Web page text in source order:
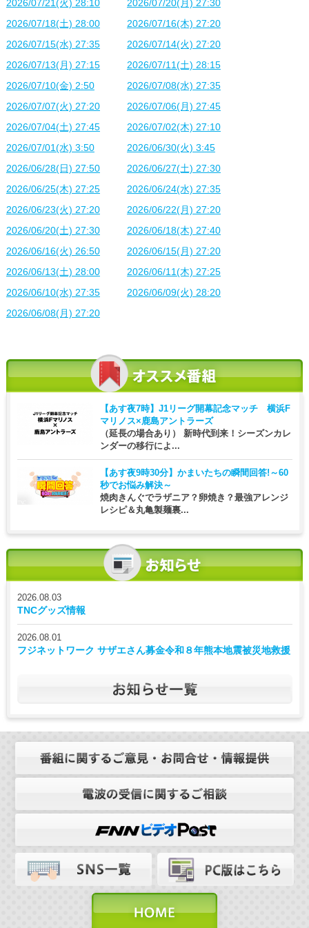
2026/07/21(火) 28:10
2026/07/20(月) 27:30
2026/07/18(土) 28:00
2026/07/16(木) 27:20
2026/07/15(水) 27:35
2026/07/14(火) 27:20
2026/07/13(月) 27:15
2026/07/11(土) 28:15
2026/07/10(金) 2:50
2026/07/08(水) 27:35
2026/07/07(火) 27:20
2026/07/06(月) 27:45
2026/07/04(土) 27:45
2026/07/02(木) 27:10
2026/07/01(水) 3:50
2026/06/30(火) 3:45
2026/06/28(日) 27:50
2026/06/27(土) 27:30
2026/06/25(木) 27:25
2026/06/24(水) 27:35
2026/06/23(火) 27:20
2026/06/22(月) 27:20
2026/06/20(土) 27:30
2026/06/18(木) 27:40
2026/06/16(火) 26:50
2026/06/15(月) 27:20
2026/06/13(土) 28:00
2026/06/11(木) 27:25
2026/06/10(水) 27:35
2026/06/09(火) 28:20
2026/06/08(月) 27:20
【あす夜7時】 J1リーグ開幕記念マッチ 横浜F
マリノス×鹿島アントラーズ
（延長の場合あり） 新時代到来！シーズンカレ
ンダーの移行によ...
【あす夜9時30分】 かまいたちの瞬間回答!～60
秒でお悩み解決～
焼肉きんぐでラザニア？卵焼き？最強アレンジ
レシピ＆丸亀製麺裏...
2026.08.03
TNCグッズ情報
2026.08.01
フジネットワーク サザエさん募金令和８年熊本地震被災地救援